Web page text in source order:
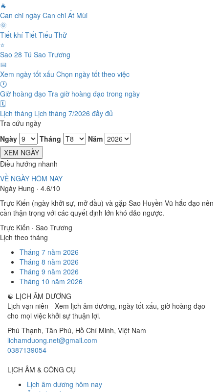
🐐
Can chi ngày Can chi Ất Mùi
🌞
Tiết khí Tiết Tiểu Thử
⭐
Sao 28 Tú Sao Trương
📅
Xem ngày tốt xấu Chọn ngày tốt theo việc
🕐
Giờ hoàng đạo Tra giờ hoàng đạo trong ngày
🗓️
Lịch tháng Lịch tháng 7/2026 đầy đủ
Tra cứu ngày
Ngày
Tháng
Năm
XEM NGÀY
Điều hướng nhanh
VỀ NGÀY HÔM NAY
Ngày Hung · 4.6/10
Trực Kiến (ngày khởi sự, mở đầu) và gặp Sao Huyền Vũ hắc đạo nên
cần thận trọng với các quyết định lớn khó đảo ngược.
Trực Kiến · Sao Trương
Lịch theo tháng
Tháng 7 năm 2026
Tháng 8 năm 2026
Tháng 9 năm 2026
Tháng 10 năm 2026
☯ LỊCH ÂM DƯƠNG
Lịch vạn niên - Xem lịch âm dương, ngày tốt xấu, giờ hoàng đạo
cho mọi việc khởi sự thuận lợi.
Phú Thạnh, Tân Phú, Hồ Chí Minh, Việt Nam
lichamduong.net@gmail.com
0387139054
LỊCH ÂM & CÔNG CỤ
Lịch âm dương hôm nay